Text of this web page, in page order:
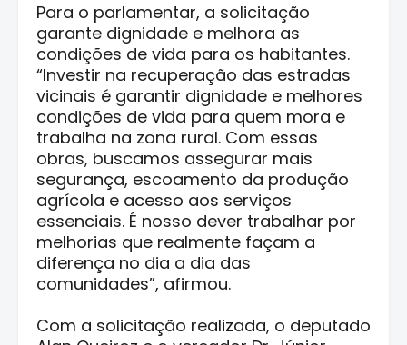
Para o parlamentar, a solicitação
garante dignidade e melhora as
condições de vida para os habitantes.
“Investir na recuperação das estradas
vicinais é garantir dignidade e melhores
condições de vida para quem mora e
trabalha na zona rural. Com essas
obras, buscamos assegurar mais
segurança, escoamento da produção
agrícola e acesso aos serviços
essenciais. É nosso dever trabalhar por
melhorias que realmente façam a
diferença no dia a dia das
comunidades”, afirmou.
Com a solicitação realizada, o deputado